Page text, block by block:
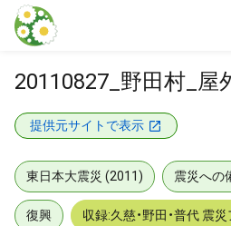
本文に飛ぶ
20110827_野田村_屋
提供元サイトで表示
東日本大震災 (2011) 震災への
復興 収録:久慈・野田・普代 震